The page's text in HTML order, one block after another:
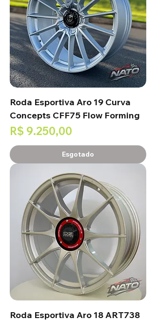
Roda Esportiva Aro 19 Curva
Concepts CFF75 Flow Forming
Preço
R$ 9.250,00
Esgotado
Roda Esportiva Aro 18 ART738